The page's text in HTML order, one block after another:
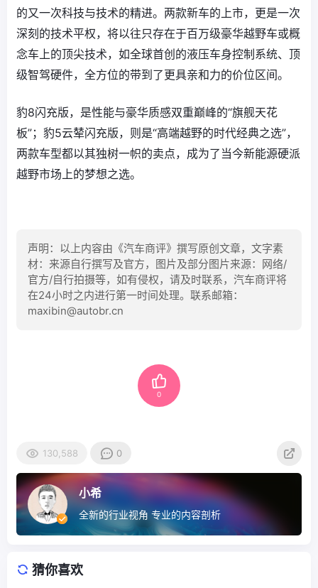
的又一次科技与技术的精进。两款新车的上市，更是一次
深刻的技术平权，将以往只存在于百万级豪华越野车或概
念车上的顶尖技术，如全球首创的液压车身控制系统、顶
级智驾硬件，全方位的带到了更具亲和力的价位区间。
豹8闪充版，是性能与豪华质感双重巅峰的“旗舰天花
板”；豹5云辇闪充版，则是“高端越野的时代经典之选”，
两款车型都以其独树一帜的卖点，成为了当今新能源硬派
越野市场上的梦想之选。
声明：以上内容由《汽车商评》撰写原创文章，文字素
材：来源自行撰写及官方，图片及部分图片来源：网络/
官方/自行拍摄等，如有侵权，请及时联系，汽车商评将
在24小时之内进行第一时间处理。联系邮箱：
maxibin@autobr.cn
0
130,588 0
小希
全新的行业视角 专业的内容剖析
猜你喜欢